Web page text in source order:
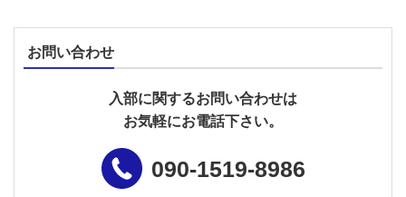
お問い合わせ
入部に関するお問い合わせは
お気軽にお電話下さい。
090-1519-8986